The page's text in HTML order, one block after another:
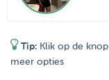
Tip: Klik op de
meer opties